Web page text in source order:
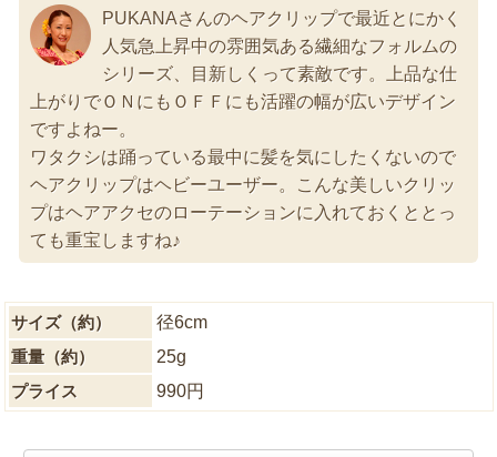
PUKANAさんのヘアクリップで最近とにかく
人気急上昇中の雰囲気ある繊細なフォルムの
シリーズ、目新しくって素敵です。上品な仕
上がりでＯＮにもＯＦＦにも活躍の幅が広いデザイン
ですよねー。
ワタクシは踊っている最中に髪を気にしたくないので
ヘアクリップはヘビーユーザー。こんな美しいクリッ
プはヘアアクセのローテーションに入れておくととっ
ても重宝しますね♪
サイズ（約）
径6cm
重量（約）
25g
プライス
990円